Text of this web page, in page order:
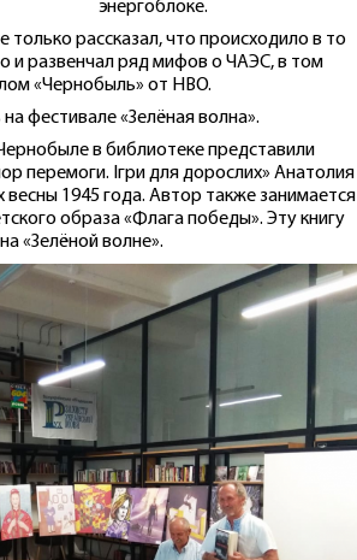
энергоблоке.
рассказал, что происходило в то
и развенчал ряд мифов о ЧАЭС, в том
«Чернобыль» от HBO.
фестивале «Зелёная волна».
в библиотеке представили
перемоги. Ігри для дорослих» Анатолия
весны 1945 года. Автор также занимается
образа «Флага победы». Эту книгу
«Зелёной волне».